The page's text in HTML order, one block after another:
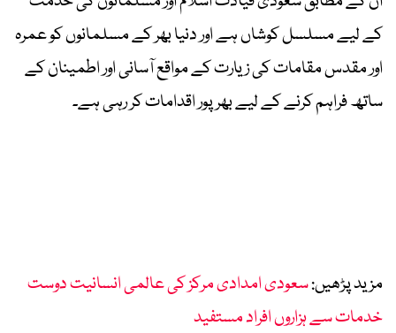
کے لیے مسلسل کوشاں ہے اور دنیا بھر کے مسلمانوں کو عمرہ
اور مقدس مقامات کی زیارت کے مواقع آسانی اور اطمینان کے
ساتھ فراہم کرنے کے لیے بھرپور اقدامات کر رہی ہے۔
مزید پڑھیں:سعودی امدادی مرکز کی عالمی انسانیت دوست
خدمات سے ہزاروں افراد مستفید